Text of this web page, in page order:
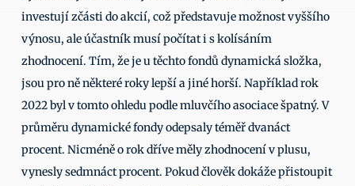
investují zčásti do akcií, což představuje možnost vyššího
výnosu, ale účastník musí počítat i s kolísáním
zhodnocení. Tím, že je u těchto fondů dynamická složka,
jsou pro ně některé roky lepší a jiné horší. Například rok
2022 byl v tomto ohledu podle mluvčího asociace špatný. V
průměru dynamické fondy odepsaly téměř dvanáct
procent. Nicméně o rok dříve měly zhodnocení v plusu,
vynesly sedmnáct procent. Pokud člověk dokáže přistoupit